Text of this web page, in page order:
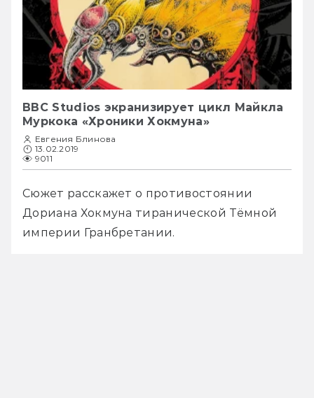
BBC Studios экранизирует цикл Майкла
Муркока «Хроники Хокмуна»
Евгения Блинова
13.02.2019
9011
Сюжет расскажет о противостоянии
Дориана Хокмуна тиранической Тёмной
империи Гранбретании.